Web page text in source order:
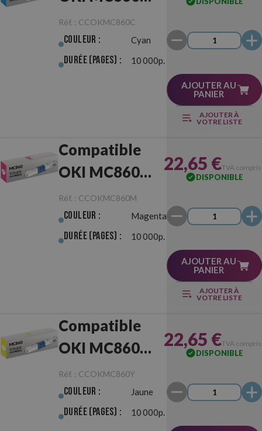
Cyan
Réf. : CCOKMC860C
Couleur : Cyan
Durée (pages) : 10 000p.
AJOUTER AU
PANIER
AJOUTER À
VOTRE LISTE
Compatible
OKI MC860
Magenta
Réf. : CCOKMC860M
Couleur : Magenta
Durée (pages) : 10 000p.
22,65 €TVA
DISPONIBLE
AJOUTER AU
PANIER
AJOUTER À
VOTRE LISTE
Compatible
OKI MC860
Jaune
Réf. : CCOKMC860Y
Couleur : Jaune
Durée (pages) : 10 000p.
22,65 €TVA
DISPONIBLE